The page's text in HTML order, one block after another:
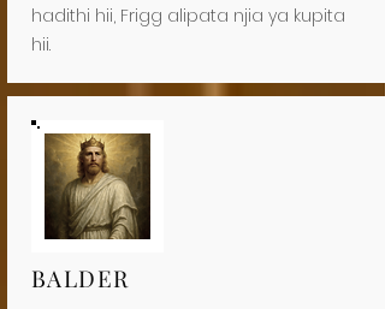
hadithi hii, Frigg alipata njia ya kupita
hii.
BALDER